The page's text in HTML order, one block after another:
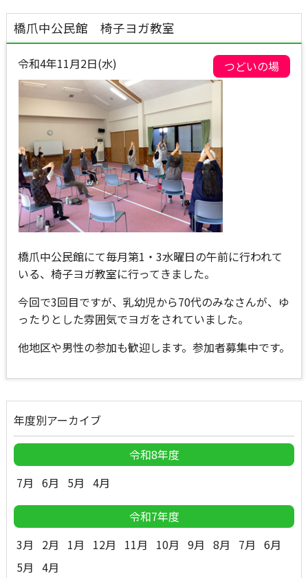
橋爪中公民館 椅子ヨガ教室
令和4年11月2日(水) つどいの場
橋爪中公民館にて毎月第1・3水曜日の午前に行われて
いる、椅子ヨガ教室に行ってきました。
今回で3回目ですが、乳幼児から70代のみなさんが、ゆ
ったりとした雰囲気でヨガをされていました。
他地区や男性の参加も歓迎します。参加者募集中です。
年度別アーカイブ
令和8年度
7月 6月 5月 4月
令和7年度
3月
2月 1月 12月 11月 10月 9月 8月 7月 6月
5月 4月